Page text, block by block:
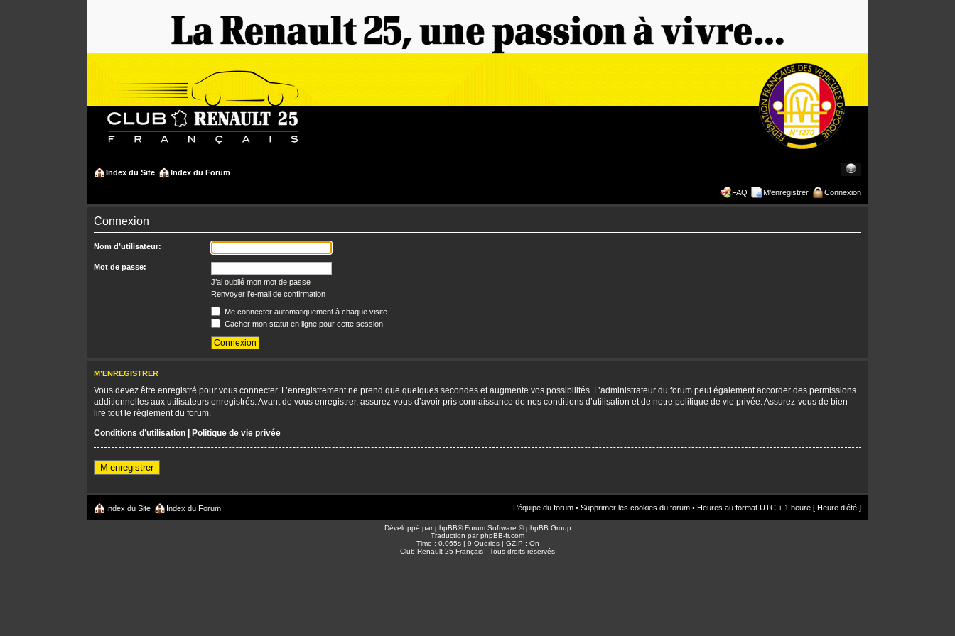
Index du Site Index du Forum
FAQ M’enregistrer Connexion
Connexion
Nom d’utilisateur:
Mot de passe:
J’ai oublié mon mot de passe
Renvoyer l’e-mail de confirmation
Me connecter automatiquement à chaque visite
Cacher mon statut en ligne pour cette session
M’ENREGISTRER
Vous devez être enregistré pour vous connecter. L’enregistrement ne prend que quelques secondes et augmente vos possibilités. L’administrateur du forum peut également accorder des permissions
additionnelles aux utilisateurs enregistrés. Avant de vous enregistrer, assurez-vous d’avoir pris connaissance de nos conditions d’utilisation et de notre politique de vie privée. Assurez-vous de bien
lire tout le règlement du forum.
Conditions d’utilisation | Politique de vie privée
M’enregistrer
Index du Site Index du Forum L’équipe du forum • Supprimer les cookies du forum • Heures au format UTC + 1 heure [ Heure d’été ]
Développé parphpBB® Forum Software © phpBB Group
Traduction parphpBB-fr.com
Time : 0.065s | 9 Queries | GZIP : On
Club Renault 25 Français - Tous droits réservés